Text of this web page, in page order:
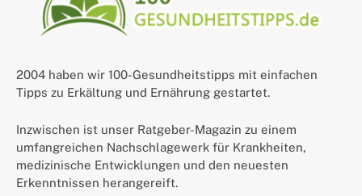
2004 haben wir 100-Gesundheitstipps mit einfachen
Tipps zu Erkältung und Ernährung gestartet.
Inzwischen ist unser Ratgeber-Magazin zu einem
umfangreichen Nachschlagewerk für Krankheiten,
medizinische Entwicklungen und den neuesten
Erkenntnissen herangereift.